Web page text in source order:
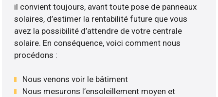
il convient toujours, avant toute pose de panneaux
solaires, d’estimer la rentabilité future que vous
avez la possibilité d’attendre de votre centrale
solaire. En conséquence, voici comment nous
procédons :
Nous venons voir le bâtiment
Nous mesurons l’ensoleillement moyen et